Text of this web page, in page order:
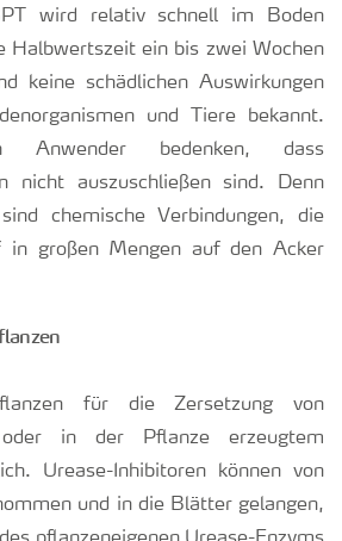
wird relativ schnell im Boden
Halbwertszeit ein bis zwei Wochen
keine schädlichen Auswirkungen
und Tiere bekannt.
Anwender bedenken, dass
nicht auszuschließen sind. Denn
chemische Verbindungen, die
großen Mengen auf den Acker
für die Zersetzung von
oder in der Pflanze erzeugtem
Urease-Inhibitoren können von
und in die Blätter gelangen,